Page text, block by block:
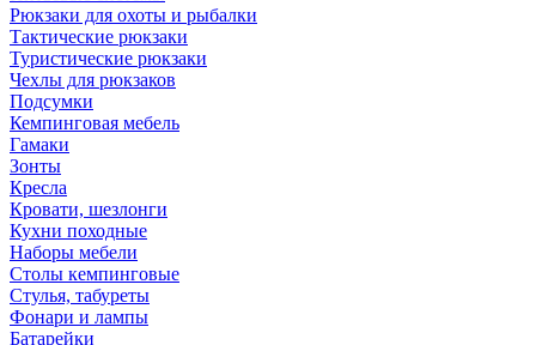
Рюкзаки для охоты и рыбалки
Тактические рюкзаки
Туристические рюкзаки
Чехлы для рюкзаков
Подсумки
Кемпинговая мебель
Гамаки
Зонты
Кресла
Кровати, шезлонги
Кухни походные
Наборы мебели
Столы кемпинговые
Стулья, табуреты
Фонари и лампы
Батарейки